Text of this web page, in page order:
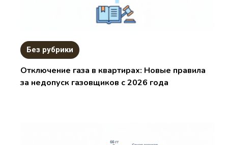
Без рубрики
Отключение газа в квартирах: Новые правила
за недопуск газовщиков с 2026 года